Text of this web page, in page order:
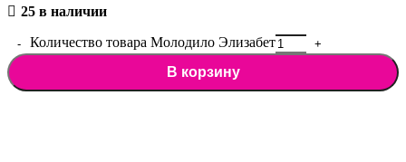
25 в наличии
Количество товара Молодило Элизабет
В корзину